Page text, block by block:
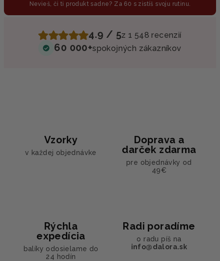
Nevieš, či ti produkt sadne? Za 60 s zistíš svoju rutinu.
4.9 / 5z 1 548 recenzií
60 000+spokojných zákazníkov
Vzorky
v každej objednávke
Doprava a
darček zdarma
pre objednávky od
49€
Rýchla
expedícia
balíky odosielame do
24 hodín
Radi poradíme
o radu píš na
info@dalora.sk